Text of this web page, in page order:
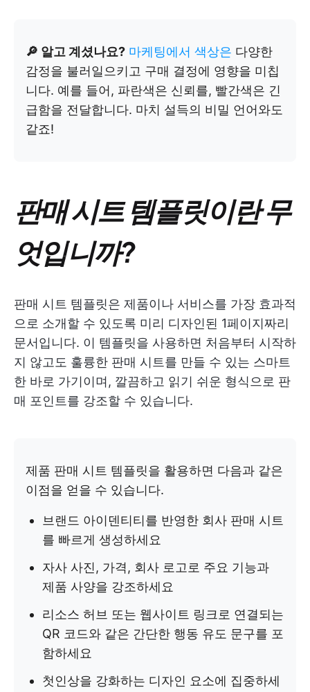
🔎 알고 계셨나요? 마케팅에서 색상은 다양한
감정을 불러일으키고 구매 결정에 영향을 미칩
니다. 예를 들어, 파란색은 신뢰를, 빨간색은 긴
급함을 전달합니다. 마치 설득의 비밀 언어와도
같죠!
판매 시트 템플릿이란 무
엇입니까?
판매 시트 템플릿은 제품이나 서비스를 가장 효과적
으로 소개할 수 있도록 미리 디자인된 1페이지짜리
문서입니다. 이 템플릿을 사용하면 처음부터 시작하
지 않고도 훌륭한 판매 시트를 만들 수 있는 스마트
한 바로 가기이며, 깔끔하고 읽기 쉬운 형식으로 판
매 포인트를 강조할 수 있습니다.
제품 판매 시트 템플릿을 활용하면 다음과 같은
이점을 얻을 수 있습니다.
브랜드 아이덴티티를 반영한 회사 판매 시트
를 빠르게 생성하세요
자사 사진, 가격, 회사 로고로 주요 기능과
제품 사양을 강조하세요
리소스 허브 또는 웹사이트 링크로 연결되는
QR 코드와 같은 간단한 행동 유도 문구를 포
함하세요
첫인상을 강화하는 디자인 요소에 집중하세